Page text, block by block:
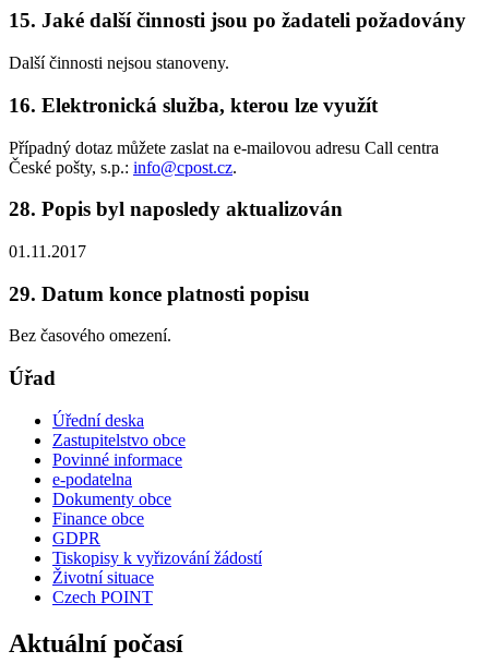
15. Jaké další činnosti jsou po žadateli požadovány
Další činnosti nejsou stanoveny.
16. Elektronická služba, kterou lze využít
Případný dotaz můžete zaslat na e-mailovou adresu Call centra
České pošty, s.p.: info@cpost.cz.
28. Popis byl naposledy aktualizován
01.11.2017
29. Datum konce platnosti popisu
Bez časového omezení.
Úřad
Úřední deska
Zastupitelstvo obce
Povinné informace
e-podatelna
Dokumenty obce
Finance obce
GDPR
Tiskopisy k vyřizování žádostí
Životní situace
Czech POINT
Aktuální počasí